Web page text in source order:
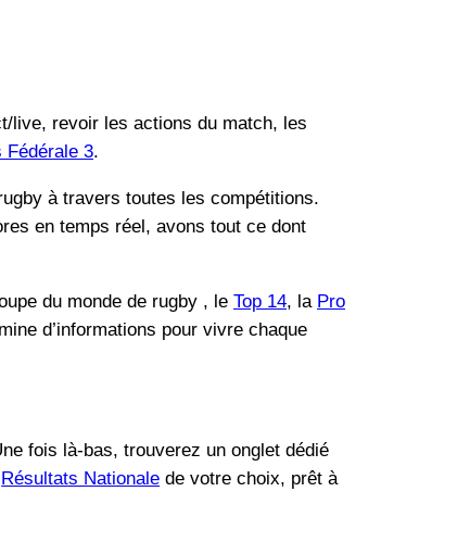
live, revoir les actions du match, les
Fédérale 3.
à travers toutes les compétitions.
en temps réel, avons tout ce dont
du monde de rugby , le Top 14, la Pro
d’informations pour vivre chaque
fois là-bas, trouverez un onglet dédié
Résultats Nationale de votre choix, prêt à